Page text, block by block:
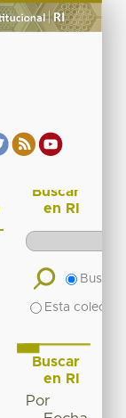
Buscar
en RI
Buscar
Esta
Buscar
en RI
Por